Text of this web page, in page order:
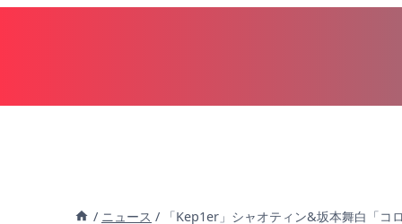
/ ニュース / 「Kep1er」シャオティン&坂本舞白「